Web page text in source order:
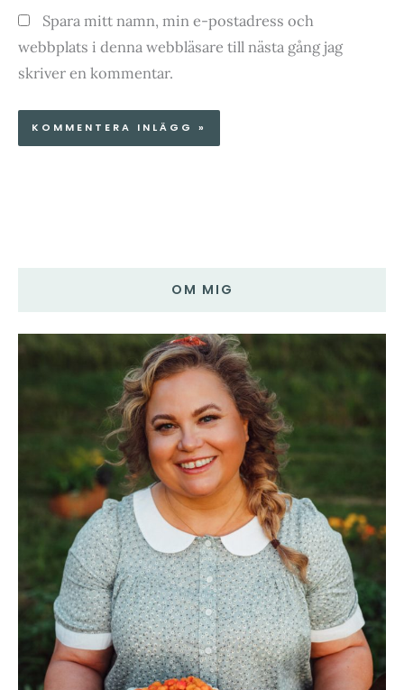
Spara mitt namn, min e-postadress och
webbplats i denna webbläsare till nästa gång jag
skriver en kommentar.
OM MIG